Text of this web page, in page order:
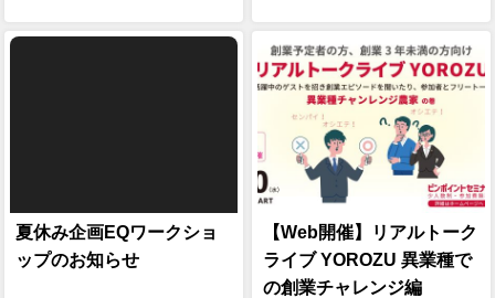
夏休み企画EQワークショ
ップのお知らせ
【Web開催】リアルトーク
ライブ YOROZU 異業種で
の創業チャレンジ編